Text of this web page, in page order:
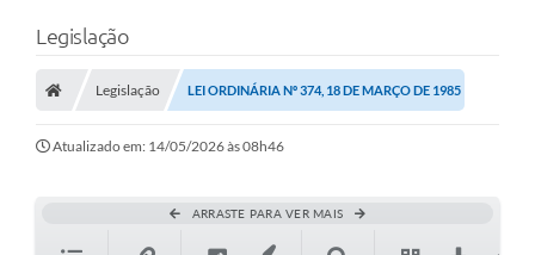
Legislação
Legislação LEI ORDINÁRIA Nº 374, 18 DE MARÇO DE 1985
Atualizado em: 14/05/2026 às 08h46
ARRASTE PARA VER MAIS